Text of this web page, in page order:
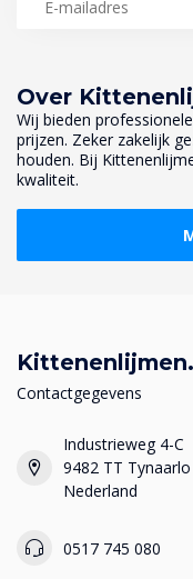
Over
Wij bieden
prijzen. Zeker zakelijk
houden. Bij
kwaliteit.
Contactgegevens
Industrieweg 4-C
9482 TT Tynaarlo
Nederland
0517 745 080